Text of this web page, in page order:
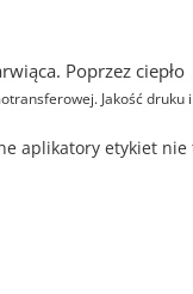
Poprzez ciepło
Jakość druku
aplikatory etykiet nie